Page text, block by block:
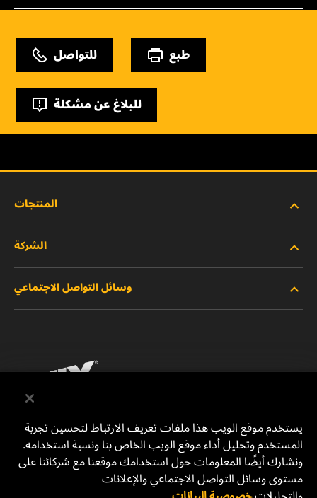
للتواصل طبع
للبلاغ عن مشكلة
المنتجات
المنتجات الجديدة
المنتجات المتوقفة/المستبدلة
الشركة
الوظائف
إشعار قانوني
الطباعة
للتواصل معنا
وسائل التواصل الاجتماعي
يوتيوب
MANN+HUMMEL Middle East FZE
DAFZA (Dubai Airport Free Zone)
يستخدم موقع الويب هذا ملفات تعريف الارتباط لتحسين تجربة
المستخدم وتحليل أداء موقع الويب الخاص بنا ونسبة استخدامه.
ونشارك أيضًا المعلومات حول استخدامك موقعنا مع شركائنا على
مستوى وسائل التواصل الاجتماعي والإعلانات